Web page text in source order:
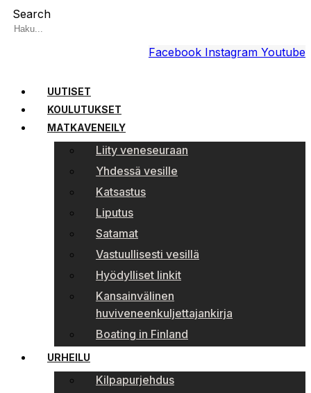
Search
Facebook Instagram Youtube
UUTISET
KOULUTUKSET
MATKAVENEILY
Liity veneseuraan
Yhdessä vesille
Katsastus
Liputus
Satamat
Vastuullisesti vesillä
Hyödylliset linkit
Kansainvälinen
huviveneenkuljettajankirja
Boating in Finland
URHEILU
Kilpapurjehdus